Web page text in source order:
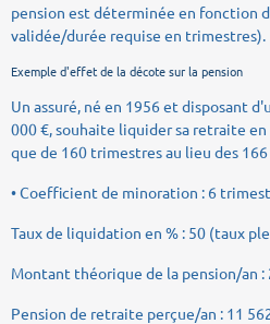
pension est déterminée en fonction
validée/durée requise en trimestres).
Exemple d'effet de la décote sur la pension
Un assuré, né en 1956 et disposant
000 €, souhaite liquider sa retraite
que de 160 trimestres au lieu des
• Coefficient de minoration : 6
Taux de liquidation en % : 50 (taux
Montant théorique de la pension/an :
Pension de retraite perçue/an : 11